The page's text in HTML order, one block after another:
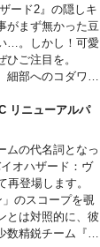
ード2』の隠しキ
がまず無かった豆
…。しかし！可愛
ご注目を。
部へのコダワリ
リニューアルパ
ムの代名詞となっ
オハザード：ヴ
登場します。
のスコープを覗
とは対照的に、彼
精鋭チーム『シ